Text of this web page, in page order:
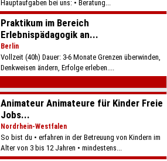
Hauptaufgaben bei uns: • Beratung...
Praktikum im Bereich
Erlebnispädagogik an...
Berlin
Vollzeit (40h) Dauer: 3-6 Monate Grenzen überwinden,
Denkweisen ändern, Erfolge erleben....
Animateur Animateure für Kinder Freie
Jobs...
Nordrhein-Westfalen
So bist du • erfahren in der Betreuung von Kindern im
Alter von 3 bis 12 Jahren • mindestens...